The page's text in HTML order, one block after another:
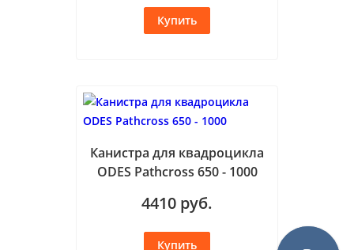
Канистра для квадроцикла
ODES Pathcross 650 - 1000
4410 руб.